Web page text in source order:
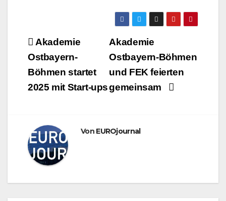
Beitragsnavigation
Akademie
Ostbayern-Böhmen
und FEK feierten
gemeinsam
Akademie
Ostbayern-
Böhmen startet
2025 mit Start-ups
Von EUROjournal